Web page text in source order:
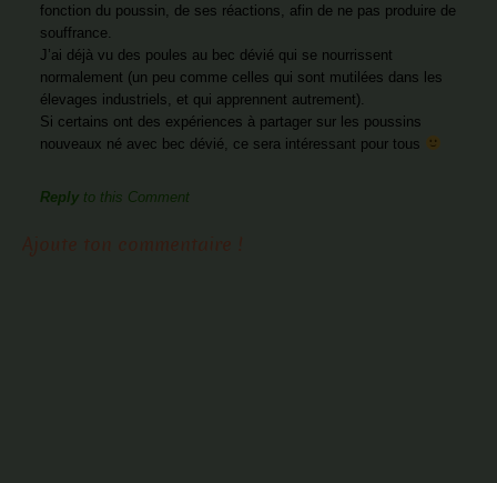
fonction du poussin, de ses réactions, afin de ne pas produire de
souffrance.
J’ai déjà vu des poules au bec dévié qui se nourrissent
normalement (un peu comme celles qui sont mutilées dans les
élevages industriels, et qui apprennent autrement).
Si certains ont des expériences à partager sur les poussins
nouveaux né avec bec dévié, ce sera intéressant pour tous
Reply to this Comment